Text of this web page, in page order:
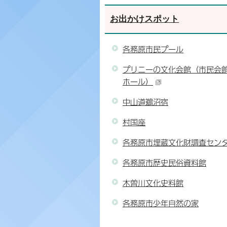
お出かけスポット
各務原市民プール
プリニーの文化会館（市民会
ホール）
中山道鵜沼宿
村国座
各務原市埋蔵文化財調査セン
各務原市歴史民俗資料館
木曽川文化史料館
各務原市少年自然の家